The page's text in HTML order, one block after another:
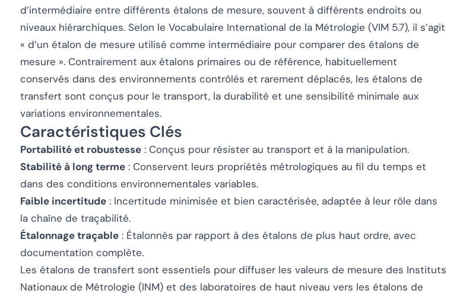
d’intermédiaire entre différents étalons de mesure, souvent à différents endroits ou
niveaux hiérarchiques. Selon le Vocabulaire International de la Métrologie (VIM 5.7), il s’agit
« d’un étalon de mesure utilisé comme intermédiaire pour comparer des étalons de
mesure ». Contrairement aux étalons primaires ou de référence, habituellement
conservés dans des environnements contrôlés et rarement déplacés, les étalons de
transfert sont conçus pour le transport, la durabilité et une sensibilité minimale aux
variations environnementales.
Caractéristiques Clés
Portabilité et robustesse : Conçus pour résister au transport et à la manipulation.
Stabilité à long terme : Conservent leurs propriétés métrologiques au fil du temps et
dans des conditions environnementales variables.
Faible incertitude : Incertitude minimisée et bien caractérisée, adaptée à leur rôle dans
la chaîne de traçabilité.
Étalonnage traçable : Étalonnés par rapport à des étalons de plus haut ordre, avec
documentation complète.
Les étalons de transfert sont essentiels pour diffuser les valeurs de mesure des Instituts
Nationaux de Métrologie (INM) et des laboratoires de haut niveau vers les étalons de